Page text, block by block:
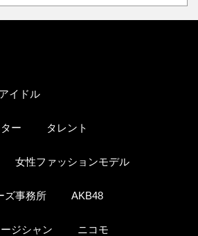
アイドル
ー タレント
女性ファッションモデル
ズ事務所 AKB48
ジシャン ニコモ